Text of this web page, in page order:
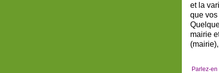
et la
que
mairie
Parlez-